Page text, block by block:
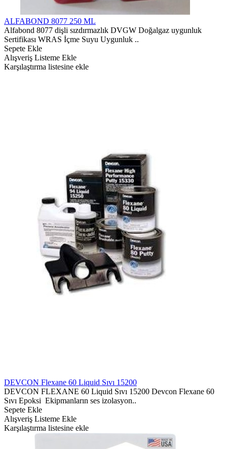
ALFABOND 8077 250 ML
Alfabond 8077 dişli sızdırmazlık DVGW Doğalgaz uygunluk
Sertifikası WRAS İçme Suyu Uygunluk ..
Sepete Ekle
Alışveriş Listeme Ekle
Karşılaştırma listesine ekle
DEVCON Flexane 60 Liquid Sıvı 15200
DEVCON FLEXANE 60 Liquid Sıvı 15200 Devcon Flexane 60
Sıvı Epoksi Ekipmanların ses izolasyon..
Sepete Ekle
Alışveriş Listeme Ekle
Karşılaştırma listesine ekle